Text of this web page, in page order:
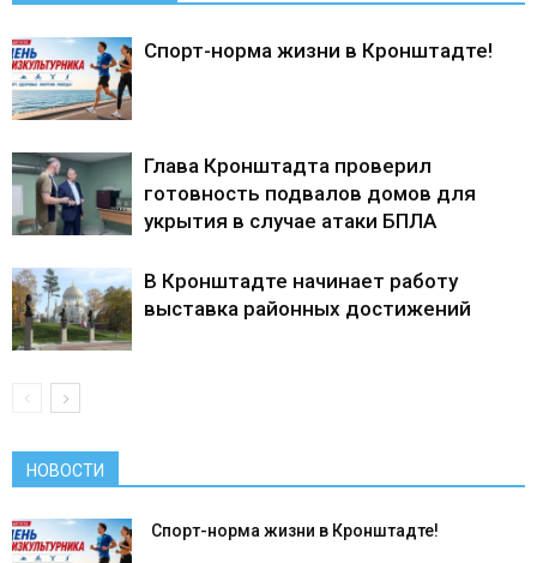
Спорт-норма жизни в Кронштадте!
Глава Кронштадта проверил
готовность подвалов домов для
укрытия в случае атаки БПЛА
В Кронштадте начинает работу
выставка районных достижений
НОВОСТИ
Спорт-норма жизни в Кронштадте!